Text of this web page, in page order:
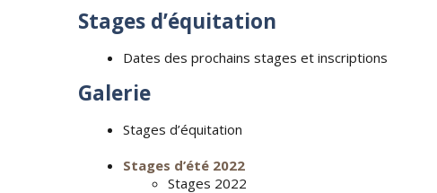
Stages d’équitation
Dates des prochains stages et inscriptions
Galerie
Stages d’équitation
Stages d’été 2022
Stages 2022